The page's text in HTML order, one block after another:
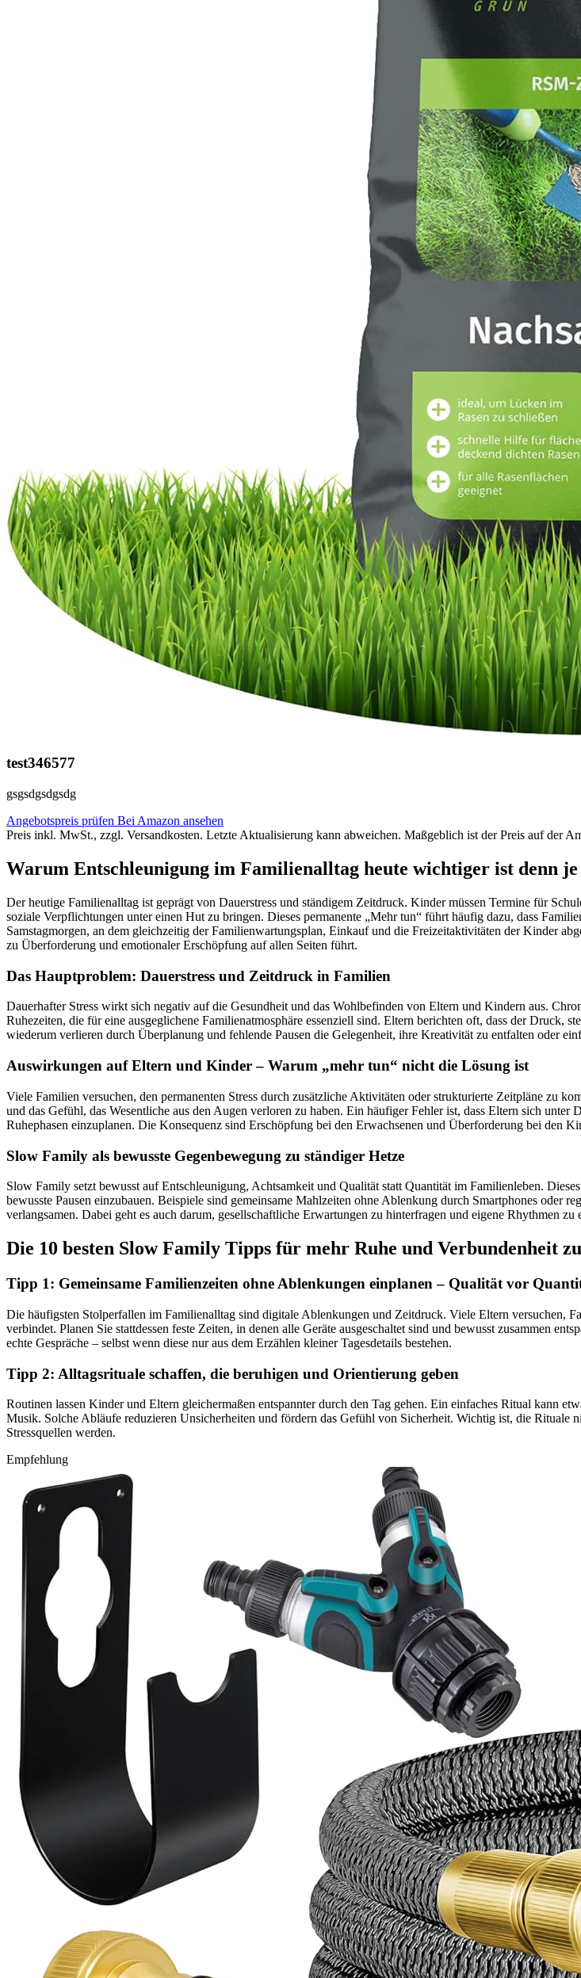
test346577
gsgsdgsdgsdg
Angebotspreis prüfen Bei Amazon ansehen
Preis inkl. MwSt., zzgl. Versandkosten. Letzte Aktualisierung kann abweichen. Maßgeblich ist der Preis auf der
Warum Entschleunigung im Familienalltag heute wichtiger ist denn je
Der heutige Familienalltag ist geprägt von Dauerstress und ständigem Zeitdruck. Kinder müssen Termine für
soziale Verpflichtungen unter einen Hut zu bringen. Dieses permanente „Mehr tun“ führt häufig dazu, dass
Samstagmorgen, an dem gleichzeitig der Familienwartungsplan, Einkauf und die Freizeitaktivitäten der Kinder
zu Überforderung und emotionaler Erschöpfung auf allen Seiten führt.
Das Hauptproblem: Dauerstress und Zeitdruck in Familien
Dauerhafter Stress wirkt sich negativ auf die Gesundheit und das Wohlbefinden von Eltern und Kindern aus.
Ruhezeiten, die für eine ausgeglichene Familienatmosphäre essenziell sind. Eltern berichten oft, dass der
wiederum verlieren durch Überplanung und fehlende Pausen die Gelegenheit, ihre Kreativität zu entfalten oder
Auswirkungen auf Eltern und Kinder – Warum „mehr tun“ nicht die Lösung ist
Viele Familien versuchen, den permanenten Stress durch zusätzliche Aktivitäten oder strukturierte Zeitpläne zu
und das Gefühl, das Wesentliche aus den Augen verloren zu haben. Ein häufiger Fehler ist, dass Eltern sich
Ruhephasen einzuplanen. Die Konsequenz sind Erschöpfung bei den Erwachsenen und Überforderung bei den
Slow Family als bewusste Gegenbewegung zu ständiger Hetze
Slow Family setzt bewusst auf Entschleunigung, Achtsamkeit und Qualität statt Quantität im Familienleben.
bewusste Pausen einzubauen. Beispiele sind gemeinsame Mahlzeiten ohne Ablenkung durch Smartphones oder
verlangsamen. Dabei geht es auch darum, gesellschaftliche Erwartungen zu hinterfragen und eigene Rhythmen
Die 10 besten Slow Family Tipps für mehr Ruhe und Verbundenheit
Tipp 1: Gemeinsame Familienzeiten ohne Ablenkungen einplanen – Qualität vor
Die häufigsten Stolperfallen im Familienalltag sind digitale Ablenkungen und Zeitdruck. Viele Eltern versuchen,
verbindet. Planen Sie stattdessen feste Zeiten, in denen alle Geräte ausgeschaltet sind und bewusst zusammen
echte Gespräche – selbst wenn diese nur aus dem Erzählen kleiner Tagesdetails bestehen.
Tipp 2: Alltagsrituale schaffen, die beruhigen und Orientierung geben
Routinen lassen Kinder und Eltern gleichermaßen entspannter durch den Tag gehen. Ein einfaches Ritual kann
Musik. Solche Abläufe reduzieren Unsicherheiten und fördern das Gefühl von Sicherheit. Wichtig ist, die Rituale
Stressquellen werden.
Empfehlung